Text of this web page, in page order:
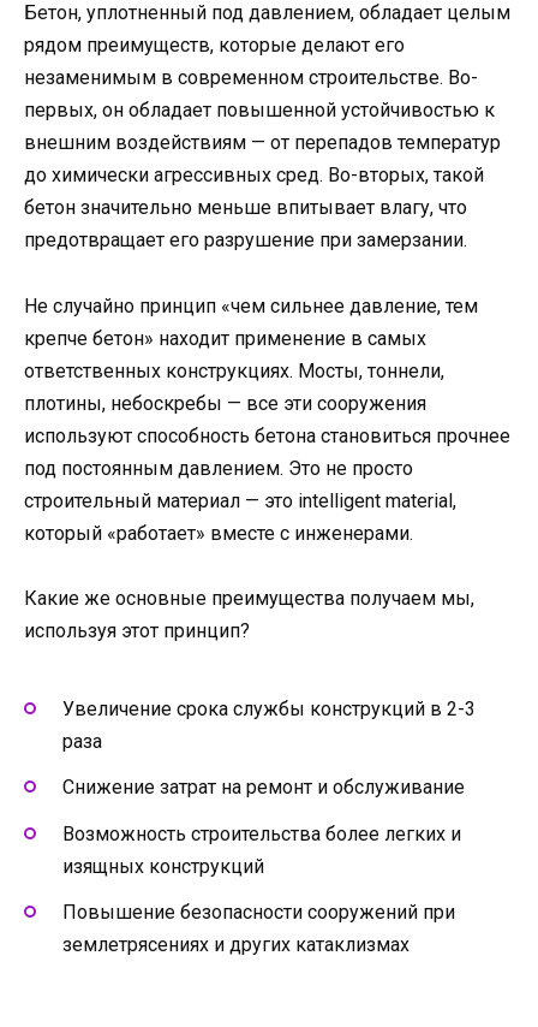
Бетон, уплотненный под давлением, обладает целым
рядом преимуществ, которые делают его
незаменимым в современном строительстве. Во-
первых, он обладает повышенной устойчивостью к
внешним воздействиям — от перепадов температур
до химически агрессивных сред. Во-вторых, такой
бетон значительно меньше впитывает влагу, что
предотвращает его разрушение при замерзании.
Не случайно принцип «чем сильнее давление, тем
крепче бетон» находит применение в самых
ответственных конструкциях. Мосты, тоннели,
плотины, небоскребы — все эти сооружения
используют способность бетона становиться прочнее
под постоянным давлением. Это не просто
строительный материал — это intelligent material,
который «работает» вместе с инженерами.
Какие же основные преимущества получаем мы,
используя этот принцип?
Увеличение срока службы конструкций в 2-3
раза
Снижение затрат на ремонт и обслуживание
Возможность строительства более легких и
изящных конструкций
Повышение безопасности сооружений при
землетрясениях и других катаклизмах